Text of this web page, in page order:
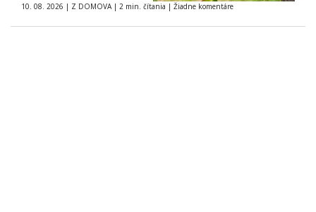
10. 08. 2026 | Z DOMOVA | 2 min. čítania | Žiadne komentáre